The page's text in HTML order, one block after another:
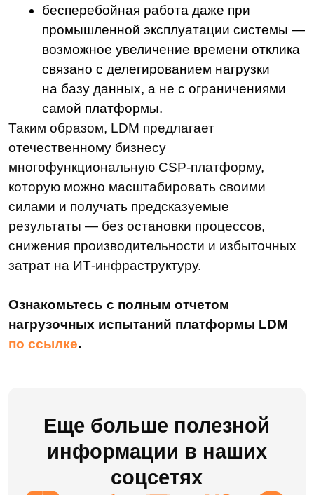
результаты — без остановки процессов,
снижения производительности и избыточных
затрат на ИТ-инфраструктуру.
Ознакомьтесь с полным отчетом
нагрузочных испытаний платформы LDM
по ссылке.
Еще больше полезной
информации в наших
соцсетях
Компания
Техподдержка